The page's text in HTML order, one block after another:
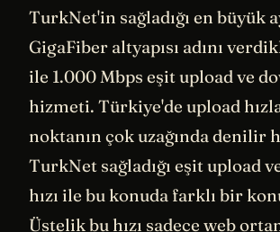
TurkNet'in sağladığı en büyük
GigaFiber altyapısı adını
ile 1.000 Mbps eşit upload ve
hizmeti. Türkiye'de upload
noktanın çok uzağında denilir
TurkNet sağladığı eşit upload
hızı ile bu konuda farklı bir
Üstelik bu hızı sadece web